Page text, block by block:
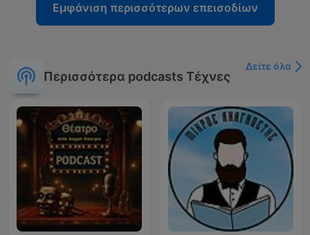
Εμφάνιση περισσότερων επεισοδίων
Περισσότερα podcasts Τέχνες
Δείτε όλα